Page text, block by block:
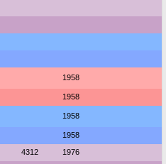
1958
1958
1958
1958
4312 1976